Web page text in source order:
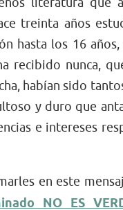
treinta años
hasta los 16
recibido nunca,
habían sido
y duro que
e intereses
en este
NO ES